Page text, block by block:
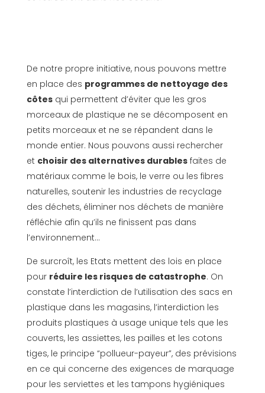
De notre propre initiative, nous pouvons mettre
en place des programmes de nettoyage des
côtes qui permettent d’éviter que les gros
morceaux de plastique ne se décomposent en
petits morceaux et ne se répandent dans le
monde entier. Nous pouvons aussi rechercher
et choisir des alternatives durables faites de
matériaux comme le bois, le verre ou les fibres
naturelles, soutenir les industries de recyclage
des déchets, éliminer nos déchets de manière
réfléchie afin qu’ils ne finissent pas dans
l’environnement…
De surcroît, les Etats mettent des lois en place
pour réduire les risques de catastrophe. On
constate l’interdiction de l’utilisation des sacs en
plastique dans les magasins, l’interdiction les
produits plastiques à usage unique tels que les
couverts, les assiettes, les pailles et les cotons
tiges, le principe “pollueur-payeur”, des prévisions
en ce qui concerne des exigences de marquage
pour les serviettes et les tampons hygiéniques